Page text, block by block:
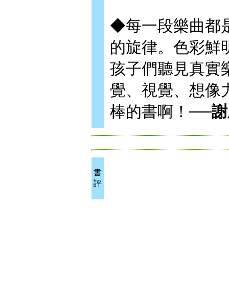
◆每一段樂曲都
的旋律。色彩鮮
孩子們聽見真實
覺、視覺、想像
棒的書啊！──
書
評